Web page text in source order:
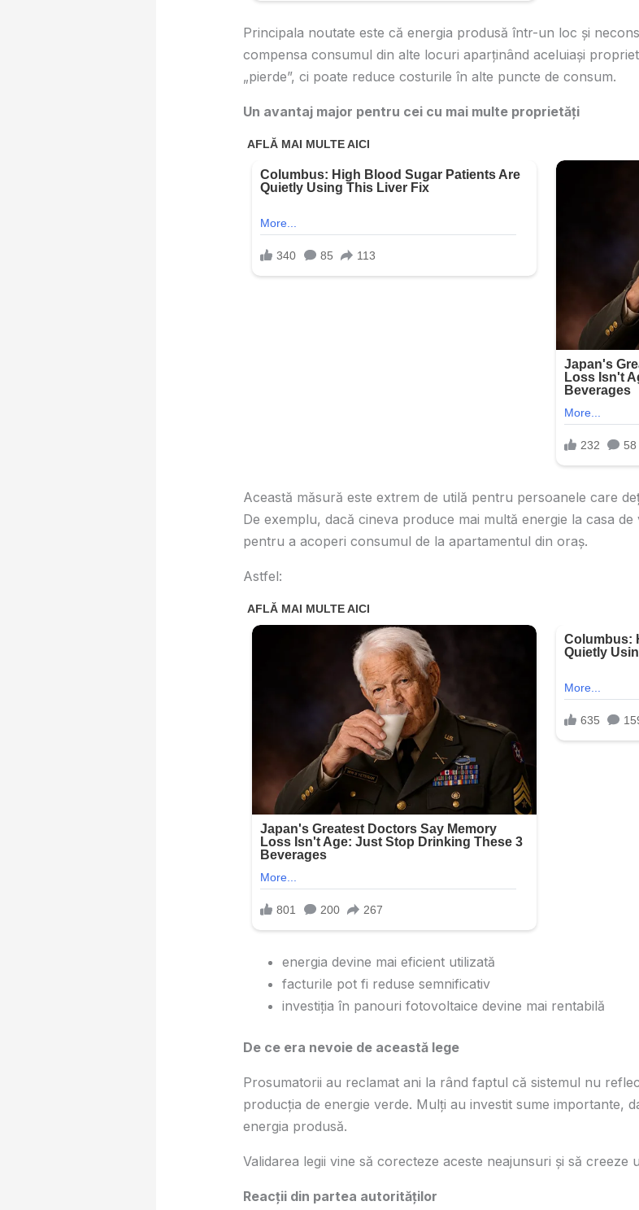
Principala noutate este că energia produsă într-un loc și
compensa consumul din alte locuri aparținând aceluiași
„pierde”, ci poate reduce costurile în alte puncte de consum.
Un avantaj major pentru cei cu mai multe proprietăți
Această măsură este extrem de utilă pentru persoanele care
De exemplu, dacă cineva produce mai multă energie la casa
pentru a acoperi consumul de la apartamentul din oraș.
Astfel:
energia devine mai eficient utilizată
facturile pot fi reduse semnificativ
investiția în panouri fotovoltaice devine mai rentabilă
De ce era nevoie de această lege
Prosumatorii au reclamat ani la rând faptul că sistemul nu
producția de energie verde. Mulți au investit sume importante,
energia produsă.
Validarea legii vine să corecteze aceste neajunsuri și să creeze
Reacții din partea autorităților